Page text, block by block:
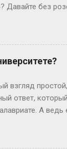
Давайте без
И да, если
испытания —
— эту
60 кг и при
взгляд
ответ,
А ведь
гранит науки?